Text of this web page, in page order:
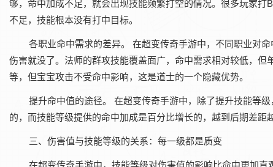
够，命中加成不足，就会出现技能频繁打空的情况。很多玩家
不足，技能根本没有打中目标。
各职业命中需求的差异。‌ 在‌超变传奇手游‌中，不同职业对
伤害就没了。法师的群攻技能覆盖面广，命中需求相对较低，
等，但宝宝攻击不受命中影响，这是道士的一个隐藏优势。
提升命中值的途径。‌ 在‌超变传奇手游‌中，除了提升技能等
的，而技能等级提供的命中加成是百分比增长的，越到后期差距
三、伤害值与技能等级的关系：每一级都是质变
在‌超变传奇手游‌中，技能等级对伤害值的影响比命中更加直